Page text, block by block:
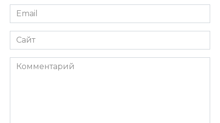
Email
*
Сайт
Комментарий